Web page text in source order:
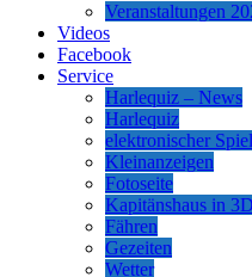
Veranstaltungen
Videos
Facebook
Service
Harlequiz – News
Harlequiz
elektronischer
Kleinanzeigen
Fotoseite
Kapitänshaus in 3D
Fähren
Gezeiten
Wetter